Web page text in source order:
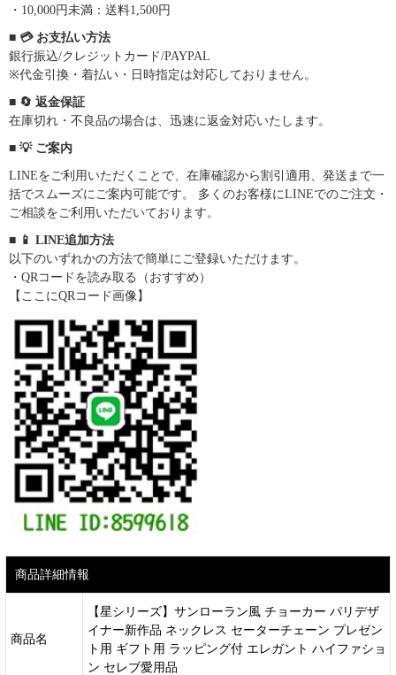
・10,000円未満：送料1,500円
■ 💳 お支払い方法
銀行振込/クレジットカード/PAYPAL
※代金引換・着払い・日時指定は対応しておりません。
■ 🔄 返金保証
在庫切れ・不良品の場合は、迅速に返金対応いたします。
■ 💡 ご案内
LINEをご利用いただくことで、在庫確認から割引適用、発送まで一
括でスムーズにご案内可能です。 多くのお客様にLINEでのご注文・
ご相談をご利用いただいております。
■ 📱 LINE追加方法
以下のいずれかの方法で簡単にご登録いただけます。
・QRコードを読み取る（おすすめ）
【ここにQRコード画像】
商品詳細情報
商品名
【星シリーズ】サンローラン風 チョーカー パリデザ
イナー新作品 ネックレス セーターチェーン プレゼン
ト用 ギフト用 ラッピング付 エレガント ハイファショ
ン セレブ愛用品